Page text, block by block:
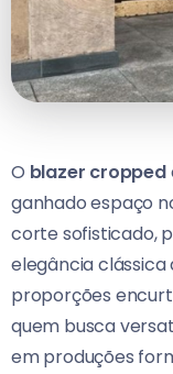
O blazer cropped
ganhado espaço
corte sofisticado,
elegância
proporções
quem busca
em produções